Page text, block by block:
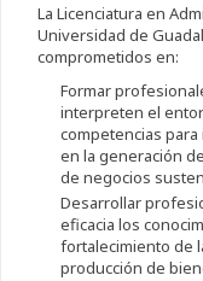
La Licenciatura en
Universidad de
comprometidos en:
Formar
interpreten el
competencias
en la generación
de negocios
Desarrollar
eficacia los
fortalecimiento de
producción de